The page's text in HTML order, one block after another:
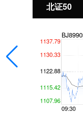
北证50